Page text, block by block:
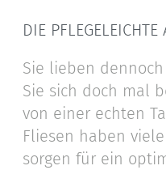
DIE PFLEGELEICHTE
Sie lieben
Sie sich doch mal
von einer echten
Fliesen haben
sorgen für ein